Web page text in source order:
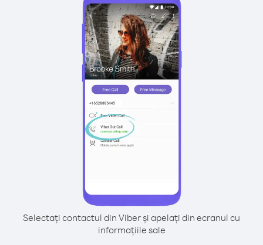
Selectați contactul din Viber și apelați din ecranul cu
informațiile sale